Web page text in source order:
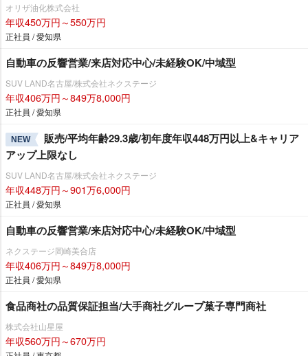
オリザ油化株式会社
年収450万円～550万円
正社員 / 愛知県
自動車の反響営業/来店対応中心/未経験OK/中域型
SUV LAND名古屋/株式会社ネクステージ
年収406万円～849万8,000円
正社員 / 愛知県
NEW
販売/平均年齢29.3歳/初年度年収448万円以上&キャリア
アップ上限なし
SUV LAND名古屋/株式会社ネクステージ
年収448万円～901万6,000円
正社員 / 愛知県
自動車の反響営業/来店対応中心/未経験OK/中域型
ネクステージ岡崎美合店
年収406万円～849万8,000円
正社員 / 愛知県
食品商社の品質保証担当/大手商社グループ菓子専門商社
株式会社山星屋
年収560万円～670万円